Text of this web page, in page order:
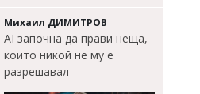
Михаил ДИМИТРОВ
AI започна да прави неща,
които никой не му е
разрешавал